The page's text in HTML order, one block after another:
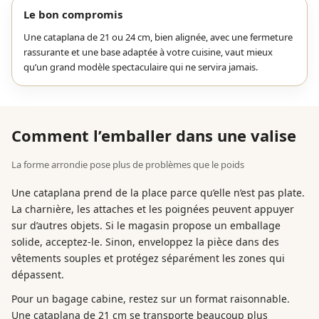
Le bon compromis
Une cataplana de 21 ou 24 cm, bien alignée, avec une fermeture
rassurante et une base adaptée à votre cuisine, vaut mieux
qu’un grand modèle spectaculaire qui ne servira jamais.
Comment l’emballer dans une valise
La forme arrondie pose plus de problèmes que le poids
Une cataplana prend de la place parce qu’elle n’est pas plate.
La charnière, les attaches et les poignées peuvent appuyer
sur d’autres objets. Si le magasin propose un emballage
solide, acceptez-le. Sinon, enveloppez la pièce dans des
vêtements souples et protégez séparément les zones qui
dépassent.
Pour un bagage cabine, restez sur un format raisonnable.
Une cataplana de 21 cm se transporte beaucoup plus